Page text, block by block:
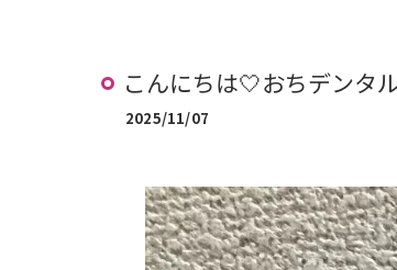
こんにちは🤍おちデンタ
2025/11/07